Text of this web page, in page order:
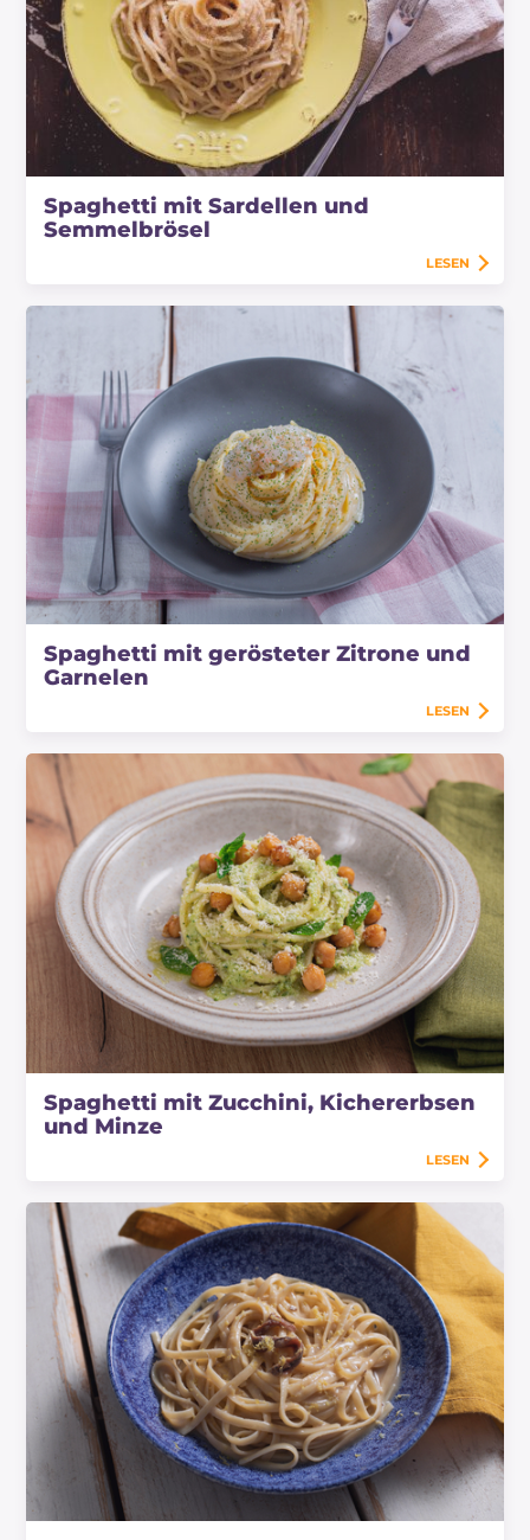
Spaghetti mit Sardellen und
Semmelbrösel
LESEN
Spaghetti mit gerösteter Zitrone und
Garnelen
LESEN
Spaghetti mit Zucchini, Kichererbsen
und Minze
LESEN